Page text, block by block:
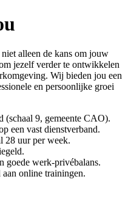
alleen de kans om jouw
jezelf verder te ontwikkelen
Wij bieden jou een
en persoonlijke groei
(schaal 9, gemeente CAO).
een vast dienstverband.
28 uur per week.
goede werk-privébalans.
aan online trainingen.